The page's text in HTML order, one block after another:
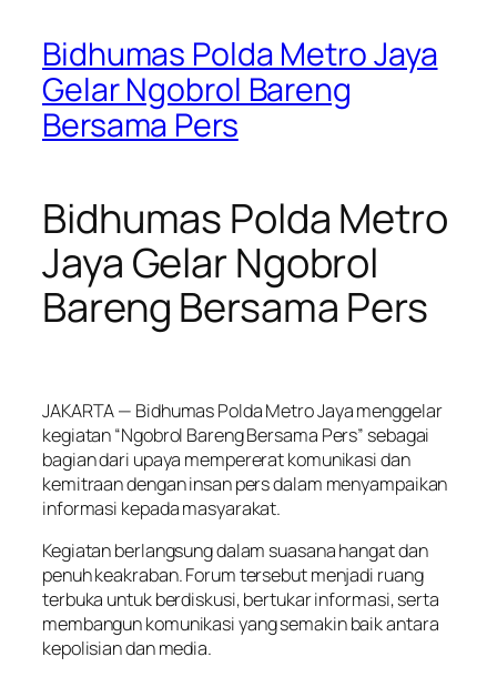
Bidhumas Polda Metro Jaya
Gelar Ngobrol Bareng
Bersama Pers
Bidhumas Polda Metro
Jaya Gelar Ngobrol
Bareng Bersama Pers
JAKARTA — Bidhumas Polda Metro Jaya menggelar
kegiatan “Ngobrol Bareng Bersama Pers” sebagai
bagian dari upaya mempererat komunikasi dan
kemitraan dengan insan pers dalam menyampaikan
informasi kepada masyarakat.
Kegiatan berlangsung dalam suasana hangat dan
penuh keakraban. Forum tersebut menjadi ruang
terbuka untuk berdiskusi, bertukar informasi, serta
membangun komunikasi yang semakin baik antara
kepolisian dan media.